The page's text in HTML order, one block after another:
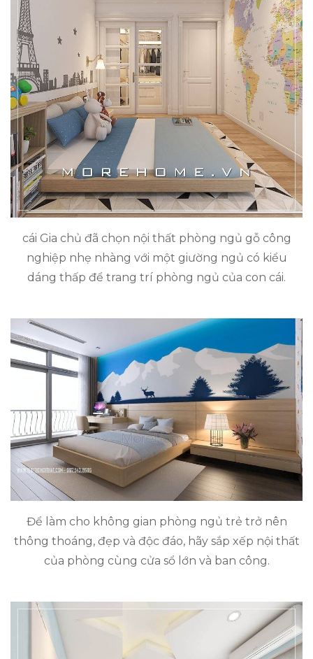
cái Gia chủ đã chọn nội thất phòng ngủ gỗ công
nghiệp nhẹ nhàng với một giường ngủ có kiểu
dáng thấp để trang trí phòng ngủ của con cái.
Để làm cho không gian phòng ngủ trẻ trở nên
thông thoáng, đẹp và độc đáo, hãy sắp xếp nội thất
của phòng cùng cửa sổ lớn và ban công.